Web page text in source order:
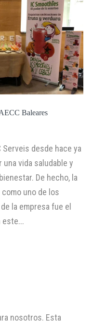
Baleares
desde hace ya
vida saludable y
De hecho, la
uno de los
la empresa fue el
este...
nosotros. Esta